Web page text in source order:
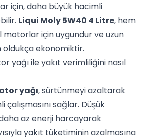
için, daha büyük hacimli
Liqui Moly 5W40 4 Litre, hem
motorlar için uygundur ve uzun
oldukça ekonomiktir.
yağı ile yakıt verimliliğini nasıl
yağı, sürtünmeyi azaltarak
sağlar. Düşük
az enerji harcayarak
yakıt tüketiminin azalmasına